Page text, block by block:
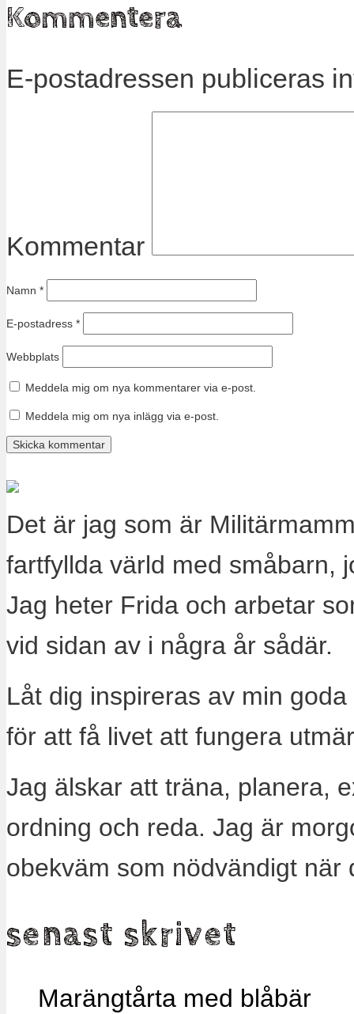
Kommentera
E-postadressen publiceras
Kommentar
Namn *
E-postadress *
Webbplats
Meddela mig om nya kommentarer via e-post.
Meddela mig om nya inlägg via e-post.
Det är jag som är
fartfyllda värld med småbarn,
Jag heter Frida och arbetar
vid sidan av i några år sådär.
Låt dig inspireras av min
för att få livet att fungera
Jag älskar att träna, planera,
ordning och reda. Jag är
obekväm som nödvändigt när
senast skrivet
Marängtårta med blåbär